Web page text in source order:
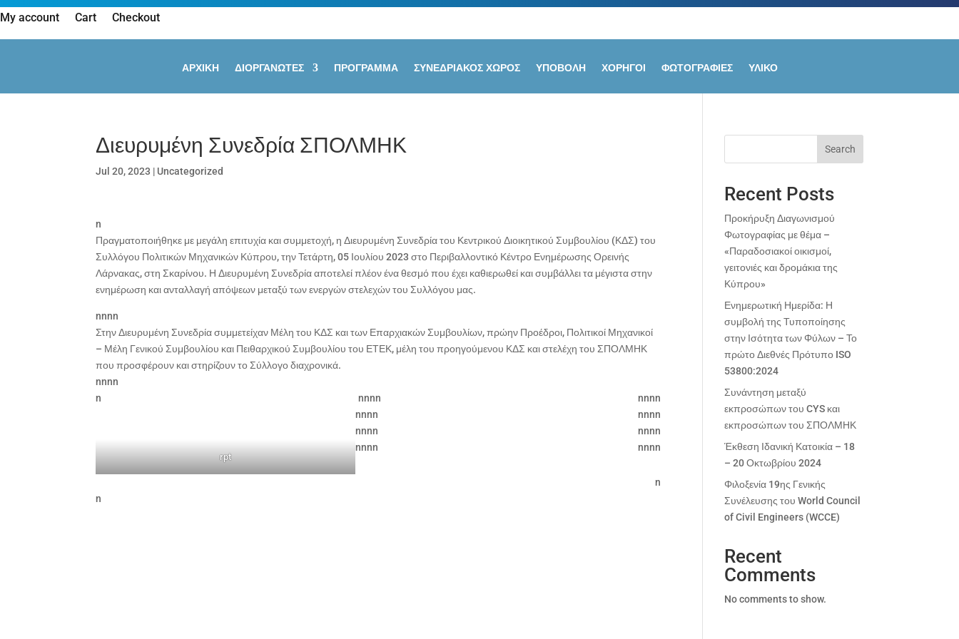
My account Cart Checkout
ΑΡΧΙΚΗ ΔΙΟΡΓΑΝΩΤΕΣ ΠΡΟΓΡΑΜΜΑ ΣΥΝΕΔΡΙΑΚΟΣ ΧΩΡΟΣ ΥΠΟΒΟΛΗ ΧΟΡΗΓΟΙ ΦΩΤΟΓΡΑΦΙΕΣ ΥΛΙΚΟ
Διευρυμένη Συνεδρία ΣΠΟΛΜΗΚ
Jul 20, 2023 | Uncategorized
n
Πραγματοποιήθηκε με μεγάλη επιτυχία και συμμετοχή, η Διευρυμένη Συνεδρία του Κεντρικού Διοικητικού Συμβουλίου (ΚΔΣ) του
Συλλόγου Πολιτικών Μηχανικών Κύπρου, την Τετάρτη, 05 Ιουλίου 2023 στο Περιβαλλοντικό Κέντρο Ενημέρωσης Ορεινής
Λάρνακας, στη Σκαρίνου. Η Διευρυμένη Συνεδρία αποτελεί πλέον ένα θεσμό που έχει καθιερωθεί και συμβάλλει τα μέγιστα στην
ενημέρωση και ανταλλαγή απόψεων μεταξύ των ενεργών στελεχών του Συλλόγου μας.
nnnn
Στην Διευρυμένη Συνεδρία συμμετείχαν Μέλη του ΚΔΣ και των Επαρχιακών Συμβουλίων, πρώην Προέδροι, Πολιτικοί Μηχανικοί
– Μέλη Γενικού Συμβουλίου και Πειθαρχικού Συμβουλίου του ΕΤΕΚ, μέλη του προηγούμενου ΚΔΣ και στελέχη του ΣΠΟΛΜΗΚ
που προσφέρουν και στηρίζουν το Σύλλογο διαχρονικά.
nnnn
n
nnnn
nnnn
nnnn
nnnn
nnnn
nnnn
rpt
nnnn nnnn
n
n
Search
Recent Posts
Προκήρυξη Διαγωνισμού
Φωτογραφίας με θέμα –
«Παραδοσιακοί οικισμοί,
γειτονιές και δρομάκια της
Κύπρου»
Ενημερωτική Ημερίδα: Η
συμβολή της Τυποποίησης
στην Ισότητα των Φύλων – Το
πρώτο Διεθνές Πρότυπο ISO
53800:2024
Συνάντηση μεταξύ
εκπροσώπων του CYS και
εκπροσώπων του ΣΠΟΛΜΗΚ
Έκθεση Ιδανική Κατοικία – 18
– 20 Οκτωβρίου 2024
Φιλοξενία 19ης Γενικής
Συνέλευσης του World Council
of Civil Engineers (WCCE)
Recent
Comments
No comments to show.